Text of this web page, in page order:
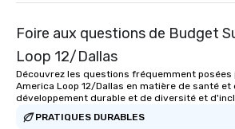
Foire aux questions de Budget
Loop 12/Dallas
Découvrez les questions fréquemment
America Loop 12/Dallas en matière de santé
développement durable et de diversité et
PRATIQUES DURABLES